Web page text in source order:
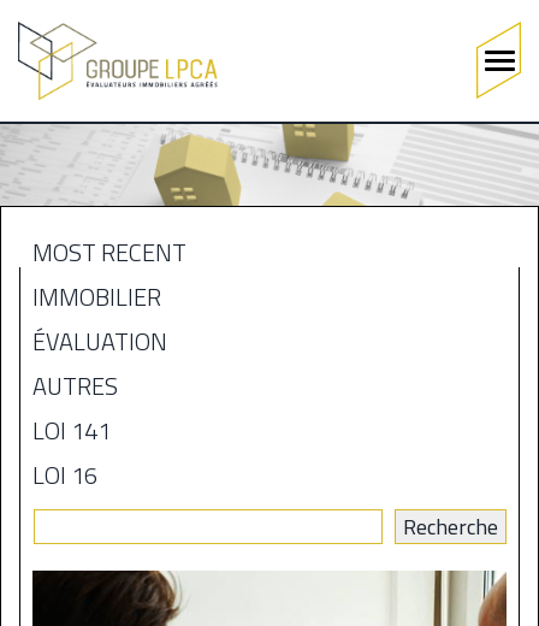
Skip
to
main
Main
navigation
MENU
BLOGUE
MOST RECENT
IMMOBILIER
ÉVALUATION
AUTRES
LOI 141
LOI 16